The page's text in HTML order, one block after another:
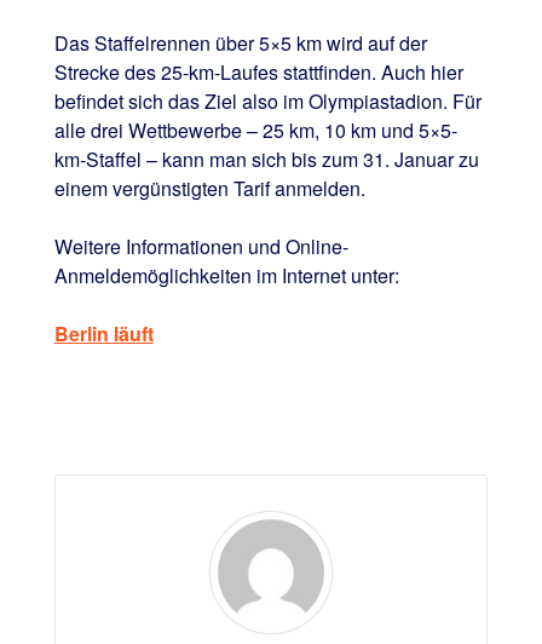
Das Staffelrennen über 5×5 km wird auf der
Strecke des 25-km-Laufes stattfinden. Auch hier
befindet sich das Ziel also im Olympiastadion. Für
alle drei Wettbewerbe – 25 km, 10 km und 5×5-
km-Staffel – kann man sich bis zum 31. Januar zu
einem vergünstigten Tarif anmelden.
Weitere Informationen und Online-
Anmeldemöglichkeiten im Internet unter:
Berlin läuft